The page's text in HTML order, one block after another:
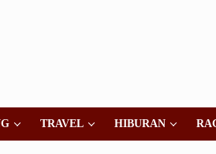
TRAVEL HIBURAN